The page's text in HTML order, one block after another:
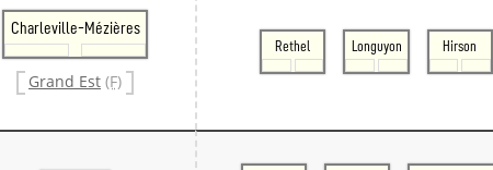
Charleville-Mézières
Grand Est (F)
Rethel Longuyon Hirson